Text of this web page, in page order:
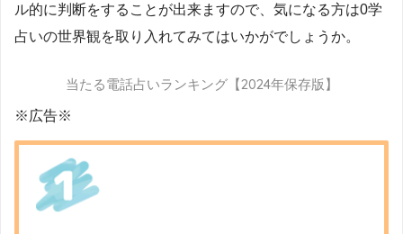
ル的に判断をすることが出来ますので、気になる方は0学
占いの世界観を取り入れてみてはいかがでしょうか。
当たる電話占いランキング【2024年保存版】
※広告※